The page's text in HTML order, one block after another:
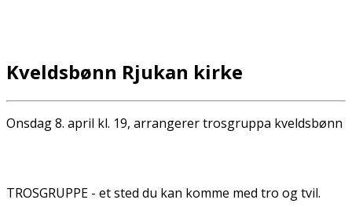
Kveldsbønn Rjukan kirke
Onsdag 8. april kl. 19, arrangerer trosgruppa kveldsbønn
TROSGRUPPE - et sted du kan komme med tro og tvil.